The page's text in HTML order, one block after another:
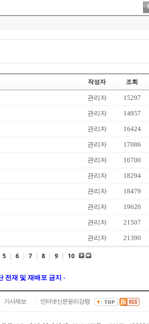
작성자 조회
관리자 15297
관리자 14957
관리자 16424
관리자 17086
관리자 16700
관리자 18294
관리자 18479
관리자 19620
관리자 21507
관리자 21390
5 | 6 | 7 | 8 | 9 | 10
전재 및 재배포 금지 -
기사제보 인터넷신문윤리강령